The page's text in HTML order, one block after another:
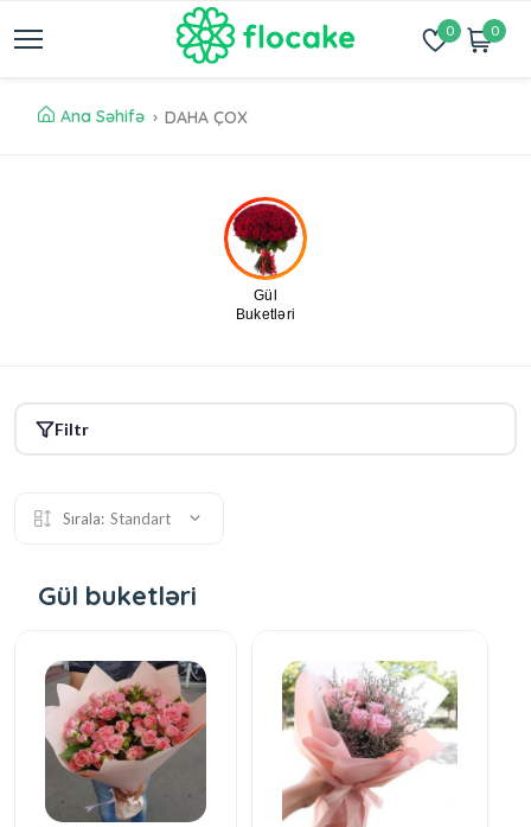
0 0
Ana Səhifə DAHA ÇOX
Gül
Buketləri
Filtr
Sırala: Standart
Gül buketləri